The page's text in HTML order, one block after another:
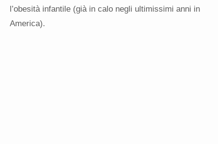
l’obesità infantile (già in calo negli ultimissimi anni in
America).